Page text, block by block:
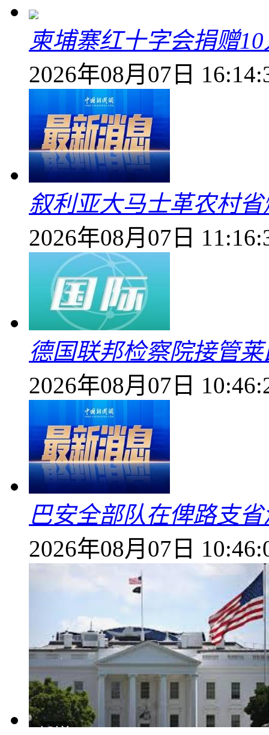
柬埔寨红十字会捐赠
2026年08月07日
叙利亚大马士革农村
2026年08月07日
德国联邦检察院接管
2026年08月07日
巴安全部队在俾路支
2026年08月07日